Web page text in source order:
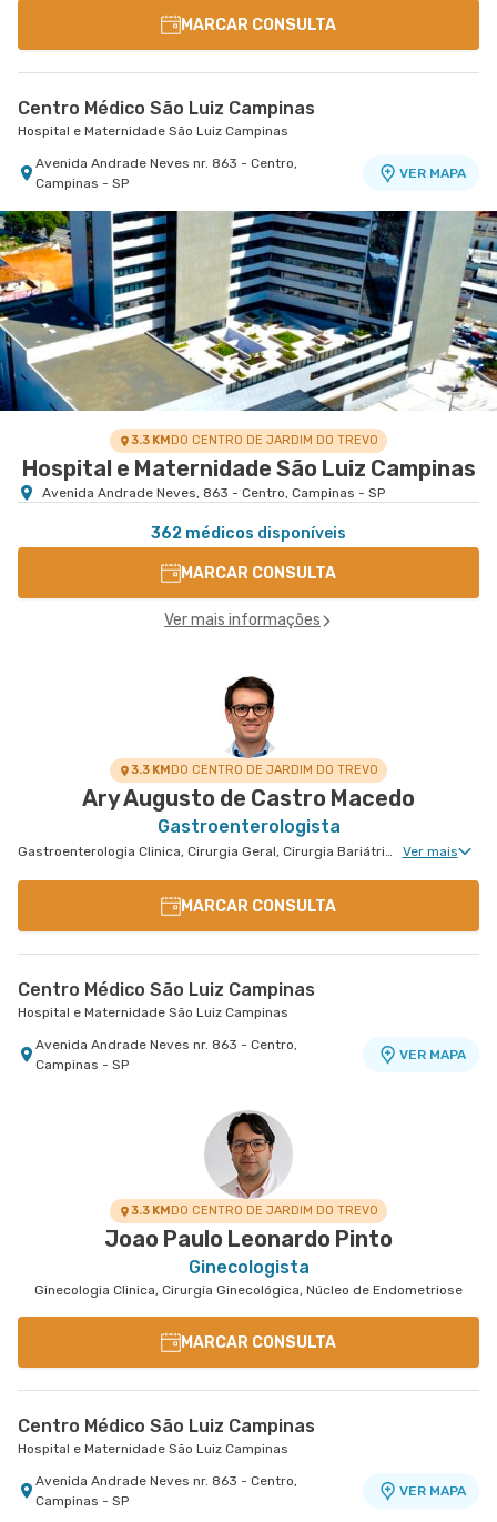
MARCAR CONSULTA
Centro Médico São Luiz Campinas
Hospital e Maternidade São Luiz Campinas
Avenida Andrade Neves nr. 863 - Centro,
Campinas - SP
VER MAPA
3.3 KMDO CENTRO DE JARDIM DO TREVO
Hospital e Maternidade São Luiz Campinas
Avenida Andrade Neves, 863 - Centro, Campinas - SP
362 médicos disponíveis
MARCAR CONSULTA
Ver mais informações
3.3 KMDO CENTRO DE JARDIM DO TREVO
Ary Augusto de Castro Macedo
Gastroenterologista
Gastroenterologia Clinica, Cirurgia Geral, Cirurgia Bariátrica, Cirurgia do Aparelho Digestivo, Cirurgia Oncológica do Aparelho Digestivo Ver mais
MARCAR CONSULTA
Centro Médico São Luiz Campinas
Hospital e Maternidade São Luiz Campinas
Avenida Andrade Neves nr. 863 - Centro,
Campinas - SP
VER MAPA
3.3 KMDO CENTRO DE JARDIM DO TREVO
Joao Paulo Leonardo Pinto
Ginecologista
Ginecologia Clinica, Cirurgia Ginecológica, Núcleo de Endometriose
MARCAR CONSULTA
Centro Médico São Luiz Campinas
Hospital e Maternidade São Luiz Campinas
Avenida Andrade Neves nr. 863 - Centro,
Campinas - SP
VER MAPA